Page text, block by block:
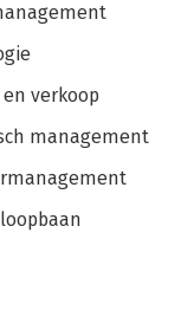
verkoop
management